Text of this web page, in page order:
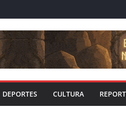
DEPORTES CULTURA